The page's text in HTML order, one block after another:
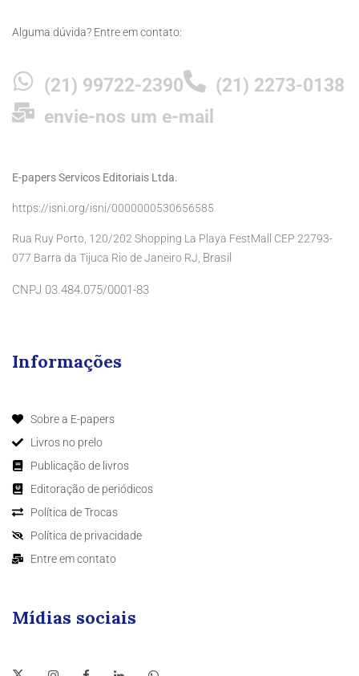
Alguma dúvida? Entre em contato:
(21) 99722-2390
(21) 2273-0138
envie-nos um e-mail
E-papers Servicos Editoriais Ltda.
https://isni.org/isni/0000000530656585
Rua Ruy Porto, 120/202 Shopping La Playa FestMall CEP 22793-
077 Barra da Tijuca Rio de Janeiro RJ, Brasil
CNPJ 03.484.075/0001-83
Informações
Sobre a E-papers
Livros no prelo
Publicação de livros
Editoração de periódicos
Política de Trocas
Política de privacidade
Entre em contato
Mídias sociais